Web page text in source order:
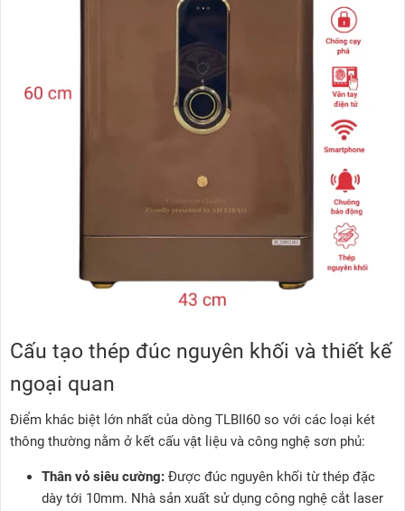
Cấu tạo thép đúc nguyên khối và thiết kế
ngoại quan
Điểm khác biệt lớn nhất của dòng TLBII60 so với các loại két
thông thường nằm ở kết cấu vật liệu và công nghệ sơn phủ:
Thân vỏ siêu cường: Được đúc nguyên khối từ thép đặc
dày tới 10mm. Nhà sản xuất sử dụng công nghệ cắt laser